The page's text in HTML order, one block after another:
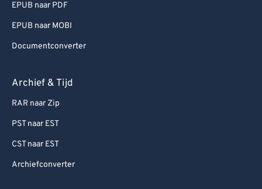
EPUB naar PDF
EPUB naar MOBI
Documentconverter
Archief & Tijd
RAR naar Zip
PST naar EST
CST naar EST
Archiefconverter